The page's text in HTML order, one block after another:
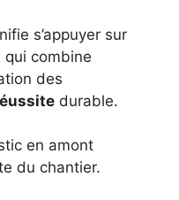
s’appuyer sur
qui combine
des
durable.
en amont
du chantier.